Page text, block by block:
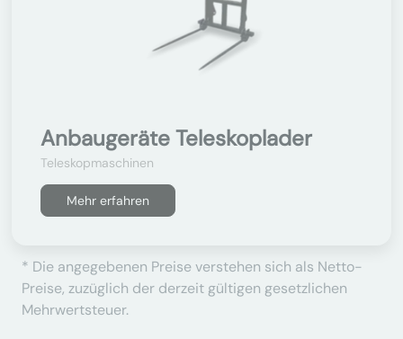
Anbaugeräte Teleskoplader
Teleskopmaschinen
Mehr erfahren
* Die angegebenen Preise verstehen sich als Netto-
Preise, zuzüglich der derzeit gültigen gesetzlichen
Mehrwertsteuer.